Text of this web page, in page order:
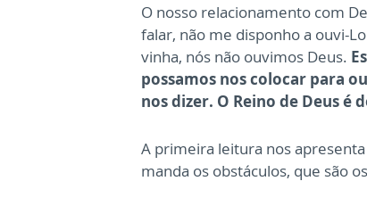
O nosso relacionamento com
falar, não me disponho a ouvi-
vinha, nós não ouvimos Deus.
possamos nos colocar para
nos dizer. O Reino de Deus é
A primeira leitura nos
manda os obstáculos, que são